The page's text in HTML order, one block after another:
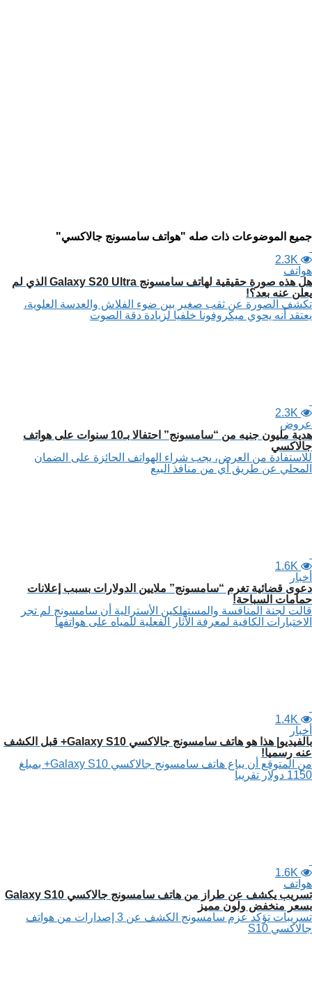
جميع الموضوعات ذات صله "هواتف سامسونج جالاكسي"
2.3K
هواتف
هل هذه صورة حقيقية لهاتف سامسونج Galaxy S20 Ultra الذي لم
يعلن عنه بعد؟!
تكشف الصورة عن ثقب صغير بين ضوء الفلاش والعدسة العلوية،
يعتقد أنه يحوي ميكروفونا خلفيا لزيادة دقة الصوت
2.3K
عروض
هدية مليون جنيه من “سامسونج” احتفالا بـ10 سنوات على هواتف
جالاكسي
للاستفادة من العرض، يجب شراء الهواتف الحائزة على الضمان
المحلي عن طريق أي من منافذ البيع
1.6K
أخبار
دعوى قضائية تغرم “سامسونج” ملايين الدولارات بسبب إعلانات
حمامات السباحة!
قالت لجنة المنافسة والمستهلكين الأسترالية أن سامسونج لم تجر
الاختبارات الكافية لمعرفة الآثار الفعلية للمياه على هواتفها
1.4K
أخبار
بالفيديو| هذا هو هاتف سامسونج جالاكسي Galaxy S10+ قبل الكشف
عنه رسميا!
من المتوقع أن يباع هاتف سامسونج جالاكسي Galaxy S10+ بمبلغ
1150 دولار تقريبا
1.6K
هواتف
تسريب يكشف عن طراز من هاتف سامسونج جالاكسي Galaxy S10
بسعر منخفض ولون مميز
تسريبات تؤكد عزم سامسونج الكشف عن 3 إصدارات من هواتف
جالاكسي S10